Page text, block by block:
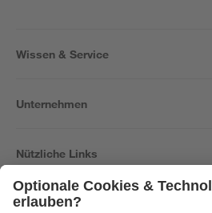
Wissen & Service
Unternehmen
Nützliche Links